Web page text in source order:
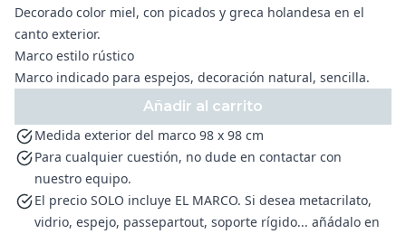
Decorado color miel, con picados y greca holandesa en el
canto exterior.
Marco estilo rústico
Marco indicado para espejos, decoración natural, sencilla.
Añadir al carrito
Medida exterior del marco 98 x 98 cm
Para cualquier cuestión, no dude en contactar con
nuestro equipo.
El precio SOLO incluye EL MARCO. Si desea metacrilato,
vidrio, espejo, passepartout, soporte rígido... añádalo en